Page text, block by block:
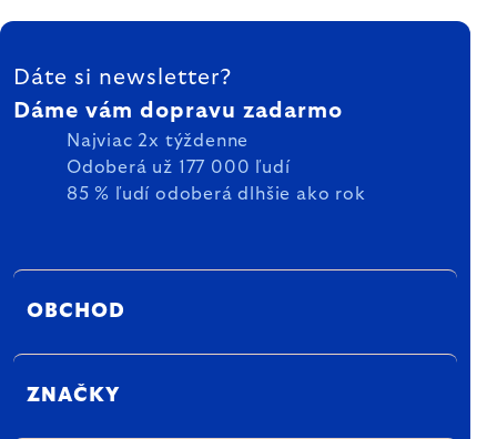
ZÁPÄTIE
Dáte si newsletter?
Dáme vám dopravu zadarmo
Najviac 2x týždenne
Odoberá už 177 000 ľudí
85 % ľudí odoberá dlhšie ako rok
OBCHOD
ZNAČKY